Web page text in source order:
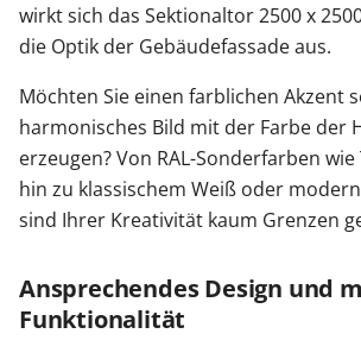
wirkt sich das Sektionaltor 2500 x
die Optik der Gebäudefassade aus.
Möchten Sie einen farblichen Akzent
harmonisches Bild mit der Farbe der
erzeugen? Von RAL-Sonderfarben
hin zu klassischem Weiß oder
sind Ihrer Kreativität kaum Grenzen
Ansprechendes Design und
Funktionalität